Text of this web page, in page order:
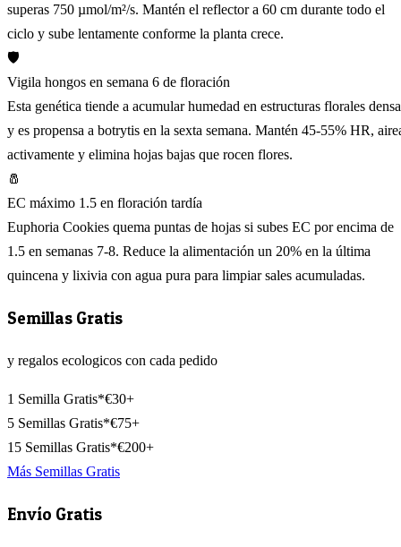
superas 750 µmol/m²/s. Mantén el reflector a 60 cm durante todo el
ciclo y sube lentamente conforme la planta crece.
🛡️
Vigila hongos en semana 6 de floración
Esta genética tiende a acumular humedad en estructuras florales
y es propensa a botrytis en la sexta semana. Mantén 45-55% HR,
activamente y elimina hojas bajas que rocen flores.
🧂
EC máximo 1.5 en floración tardía
Euphoria Cookies quema puntas de hojas si subes EC por encima de
1.5 en semanas 7-8. Reduce la alimentación un 20% en la última
quincena y lixivia con agua pura para limpiar sales acumuladas.
Semillas Gratis
y regalos ecologicos con cada pedido
1 Semilla Gratis*€30+
5 Semillas Gratis*€75+
15 Semillas Gratis*€200+
Más Semillas Gratis
Envío Gratis